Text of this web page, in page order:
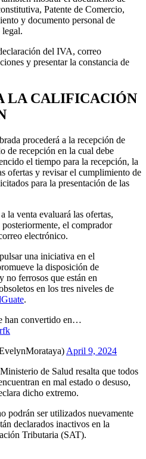
Patente de Comercio,
y documento personal de
legal.
del IVA, correo
y presentar la constancia de
LA CALIFICACIÓN
procederá a la recepción de
de recepción en la cual debe
el tiempo para la recepción, la
ofertas y revisar el cumplimiento de
para la presentación de las
la venta evaluará las ofertas,
el comprador
electrónico.
una iniciativa en el
la disposición de
no ferrosos que están en
en los tres niveles de
.
han convertido en…
April 9, 2024
de Salud resalta que todos
en mal estado o desuso,
dicho extremo.
podrán ser utilizados nuevamente
declarados inactivos en la
Tributaria (SAT).